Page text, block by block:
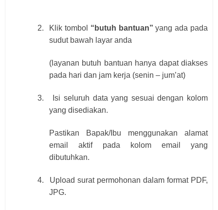
2. Klik tombol “butuh bantuan” yang ada pada
sudut bawah layar anda
(layanan butuh bantuan hanya dapat diakses
pada hari dan jam kerja (senin – jum’at)
3.
Isi seluruh data yang sesuai dengan kolom
yang disediakan.
Pastikan Bapak/Ibu menggunakan alamat
email aktif pada kolom email yang
dibutuhkan.
4.
Upload surat permohonan dalam format PDF,
JPG.